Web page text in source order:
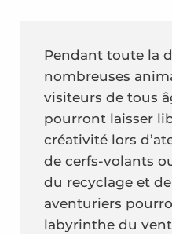
Pendant toute la
nombreuses
visiteurs de tous
pourront laisser
créativité lors
de cerfs-volants
du recyclage et
aventuriers
labyrinthe du